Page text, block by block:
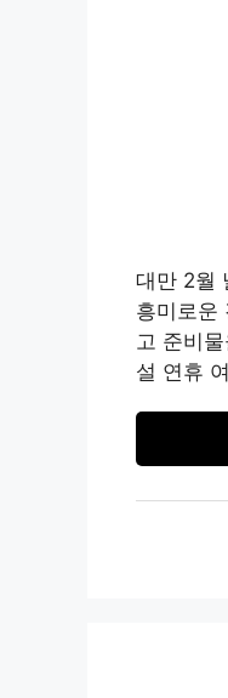
대만 2월
흥미로운
고 준비
설 연휴